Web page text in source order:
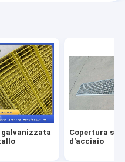
galvanizzata
Copertura
d'acciaio